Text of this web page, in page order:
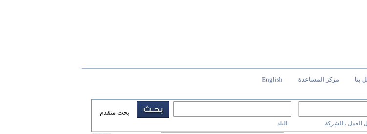
بنا مركز المساعدة English
العمل ، الشركة البلد
بحث متقدم